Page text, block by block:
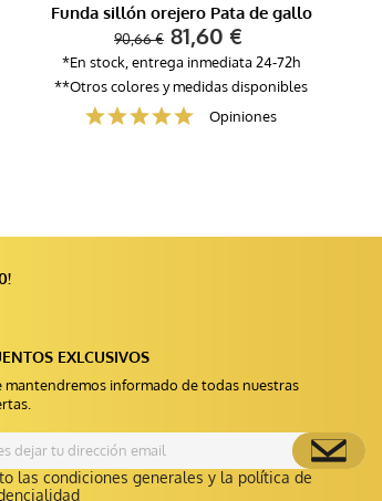
Funda sillón orejero Pata de gallo
90,66 € 81,60 €
*En stock, entrega inmediata 24-72h
**Otros colores y medidas disponibles
Opiniones
EXLCUSIVOS
mantendremos informado de todas nuestras
las condiciones generales y la política de